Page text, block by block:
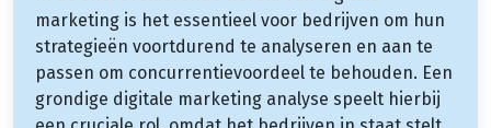
marketing is het essentieel voor bedrijven om hun
strategieën voortdurend te analyseren en aan te
passen om concurrentievoordeel te behouden. Een
grondige digitale marketing analyse speelt hierbij